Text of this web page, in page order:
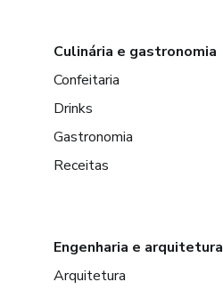
Culinária e gastronomia
Confeitaria
Drinks
Gastronomia
Receitas
Engenharia e arquitetura
Arquitetura